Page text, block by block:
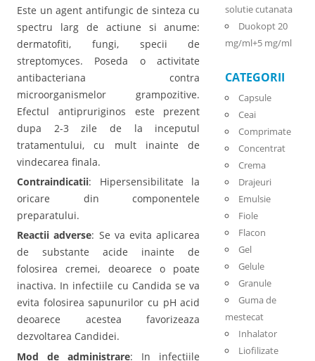
Este un agent antifungic de sinteza cu
spectru larg de actiune si anume:
dermatofiti, fungi, specii de
streptomyces. Poseda o activitate
antibacteriana contra
microorganismelor grampozitive.
Efectul antipruriginos este prezent
dupa 2-3 zile de la inceputul
tratamentului, cu mult inainte de
vindecarea finala.
Contraindicatii: Hipersensibilitate la
oricare din componentele
preparatului.
Reactii adverse: Se va evita aplicarea
de substante acide inainte de
folosirea cremei, deoarece o poate
inactiva. In infectiile cu Candida se va
evita folosirea sapunurilor cu pH acid
deoarece acestea favorizeaza
dezvoltarea Candidei.
Mod de administrare: In infectiile
solutie cutanata
Duokopt 20
mg/ml+5 mg/ml
CATEGORII
Capsule
Ceai
Comprimate
Concentrat
Crema
Drajeuri
Emulsie
Fiole
Flacon
Gel
Gelule
Granule
Guma de
mestecat
Inhalator
Liofilizate